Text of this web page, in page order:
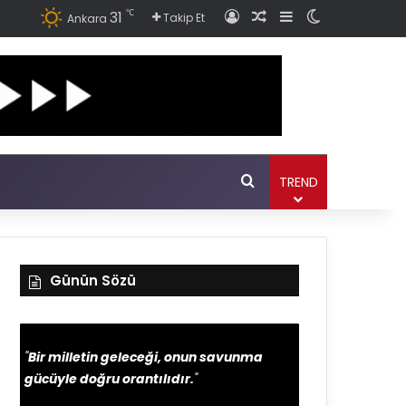
Ankara 31 ℃ Takip Et Giriş Rastgele Haber
Kenar Bölmesi
Ara TREND
Günün Sözü
"Bir milletin geleceği, onun savunma
gücüyle doğru orantılıdır."